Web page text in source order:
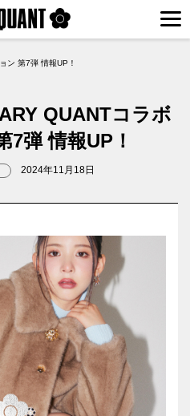
ン 第7弾 情報UP！
QUANTコラボ
7弾 情報UP！
2024年11月18日